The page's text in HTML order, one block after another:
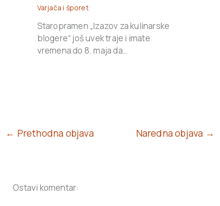
Varjača i šporet
Staropramen „Izazov za kulinarske
blogere“ još uvek traje i imate
vremena do 8. maja da…
← Prethodna objava Naredna objava →
Ostavi komentar: